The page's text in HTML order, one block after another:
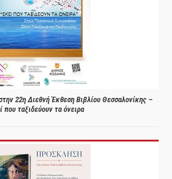
22η Διεθνή Έκθεση Βιβλίου Θεσσαλονίκης –
που ταξιδεύουν τα όνειρα